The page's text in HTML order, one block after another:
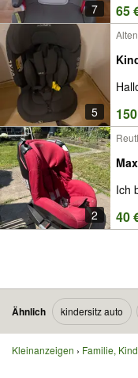
7 65
5
2
Ich
40
Ähnlich kindersitz auto
Kleinanzeigen Familie,